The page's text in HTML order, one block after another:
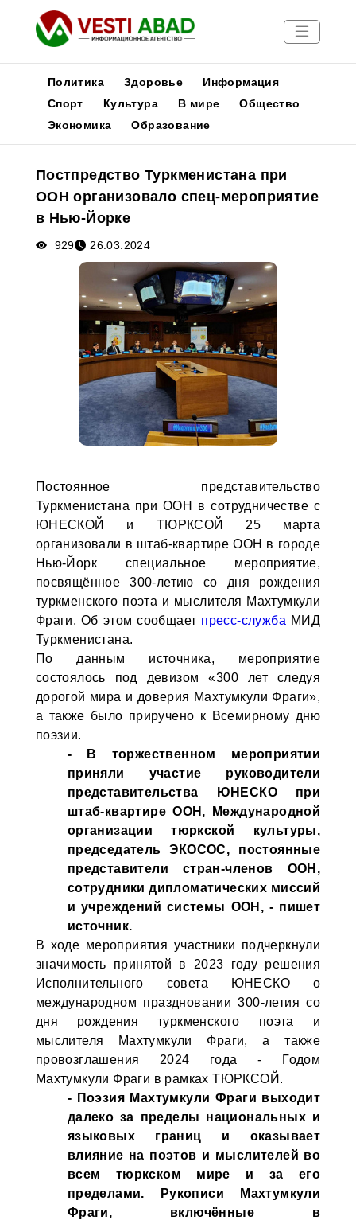
Новости
Медиа
Афиша
Политика Здоровье
Информация
Спорт
Культура В мире
Общество
Экономика
Образование
Постпредство Туркменистана при
ООН организовало спец-мероприятие
в Нью-Йорке
929 26.03.2024
Постоянное представительство
Туркменистана при ООН в сотрудничестве с
ЮНЕСКОЙ и ТЮРКСОЙ 25 марта
организовали в штаб-квартире ООН в городе
Нью-Йорк специальное мероприятие,
посвящённое 300-летию со дня рождения
туркменского поэта и мыслителя Махтумкули
Фраги. Об этом сообщает пресс-служба МИД
Туркменистана.
По данным источника, мероприятие
состоялось под девизом «300 лет следуя
дорогой мира и доверия Махтумкули Фраги»,
а также было приручено к Всемирному дню
поэзии.
- В торжественном мероприятии
приняли участие руководители
представительства ЮНЕСКО при
штаб-квартире ООН, Международной
организации тюркской культуры,
председатель ЭКОСОС, постоянные
представители стран-членов ООН,
сотрудники дипломатических миссий
и учреждений системы ООН, - пишет
источник.
В ходе мероприятия участники подчеркнули
значимость принятой в 2023 году решения
Исполнительного совета ЮНЕСКО о
международном праздновании 300-летия со
дня рождения туркменского поэта и
мыслителя Махтумкули Фраги, а также
провозглашения 2024 года - Годом
Махтумкули Фраги в рамках ТЮРКСОЙ.
- Поэзия Махтумкули Фраги выходит
далеко за пределы национальных и
языковых границ и оказывает
влияние на поэтов и мыслителей во
всем тюркском мире и за его
пределами. Рукописи Махтумкули
Фраги, включённые в